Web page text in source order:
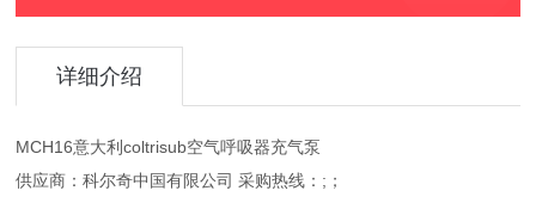
详细介绍
MCH16意大利coltrisub空气呼吸器充气泵
供应商：科尔奇中国有限公司 采购热线：;；